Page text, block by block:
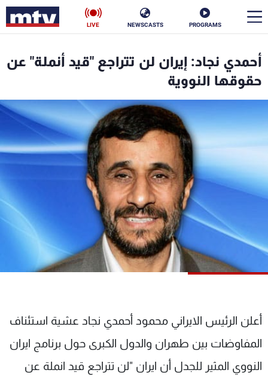
PROGRAMS
NEWSCASTS
LIVE
أحمدي نجاد: إيران لن تتراجع "قيد أنملة" عن
حقوقها النووية
أعلن الرئيس الايراني محمود أحمدي نجاد عشية استئناف
المفاوضات بين طهران والدول الكبرى حول برنامج ايران
النووي المثير للجدل أن ايران "لن تتراجع قيد انملة عن
en
الأخبار
ناس
إقتصاد فن
منوعات رياضة
كأس العالم
البرامج
جدول البرامج
الإنـتـاج
لاعلاناتكم
تواصل معنا
شروط الإسـتخدام
سياسة الخصوصية